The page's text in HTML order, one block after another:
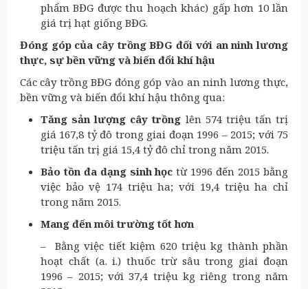
phẩm BĐG được thu hoạch khác) gấp hơn 10 lần
giá trị hạt giống BĐG.
Đóng góp của cây trồng BĐG đối với an ninh lương
thực, sự bền vững và biến đổi khí hậu
Các cây trồng BĐG đóng góp vào an ninh lương thực,
bền vững và biến đổi khí hậu thông qua:
Tăng sản lượng cây trồng lên 574 triệu tấn trị
giá 167,8 tỷ đô trong giai đoạn 1996 – 2015; với 75
triệu tấn trị giá 15,4 tỷ đô chỉ trong năm 2015.
Bảo tồn đa dạng sinh học từ 1996 đến 2015 bằng
việc bảo vệ 174 triệu ha; với 19,4 triệu ha chỉ
trong năm 2015.
Mang đến môi trường tốt hơn
– Bằng việc tiết kiệm 620 triệu kg thành phần
hoạt chất (a. i.) thuốc trừ sâu trong giai đoạn
1996 – 2015; với 37,4 triệu kg riêng trong năm